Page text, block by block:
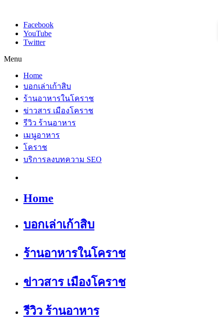
Facebook
YouTube
Twitter
Menu
Home
บอกเล่าเก้าสิบ
ร้านอาหารในโคราช
ข่าวสาร เมืองโคราช
รีวิว ร้านอาหาร
เมนูอาหาร
โคราช
บริการลงบทความ SEO
Home
บอกเล่าเก้าสิบ
ร้านอาหารในโคราช
ข่าวสาร เมืองโคราช
รีวิว ร้านอาหาร